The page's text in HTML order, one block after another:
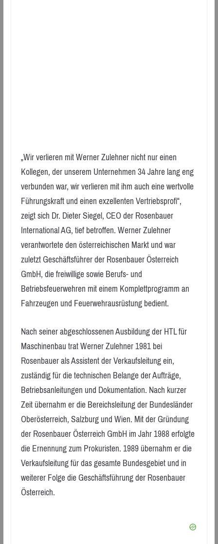
„Wir verlieren mit Werner Zulehner nicht nur einen
Kollegen, der unserem Unternehmen 34 Jahre lang eng
verbunden war, wir verlieren mit ihm auch eine wertvolle
Führungskraft und einen exzellenten Vertriebsprofi“,
zeigt sich Dr. Dieter Siegel, CEO der Rosenbauer
International AG, tief betroffen. Werner Zulehner
verantwortete den österreichischen Markt und war
zuletzt Geschäftsführer der Rosenbauer Österreich
GmbH, die freiwillige sowie Berufs- und
Betriebsfeuerwehren mit einem Komplettprogramm an
Fahrzeugen und Feuerwehrausrüstung bedient.
Nach seiner abgeschlossenen Ausbildung der HTL für
Maschinenbau trat Werner Zulehner 1981 bei
Rosenbauer als Assistent der Verkaufsleitung ein,
zuständig für die technischen Belange der Aufträge,
Betriebsanleitungen und Dokumentation. Nach kurzer
Zeit übernahm er die Bereichsleitung der Bundesländer
Oberösterreich, Salzburg und Wien. Mit der Gründung
der Rosenbauer Österreich GmbH im Jahr 1988 erfolgte
die Ernennung zum Prokuristen. 1989 übernahm er die
Verkaufsleitung für das gesamte Bundesgebiet und in
weiterer Folge die Geschäftsführung der Rosenbauer
Österreich.